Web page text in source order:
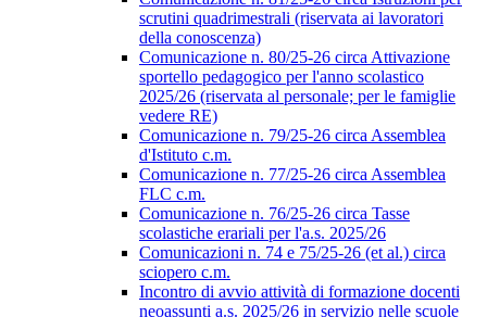
scrutini quadrimestrali (riservata ai lavoratori
della conoscenza)
Comunicazione n. 80/25-26 circa Attivazione
sportello pedagogico per l'anno scolastico
2025/26 (riservata al personale; per le famiglie
vedere RE)
Comunicazione n. 79/25-26 circa Assemblea
d'Istituto c.m.
Comunicazione n. 77/25-26 circa Assemblea
FLC c.m.
Comunicazione n. 76/25-26 circa Tasse
scolastiche erariali per l'a.s. 2025/26
Comunicazioni n. 74 e 75/25-26 (et al.) circa
sciopero c.m.
Incontro di avvio attività di formazione docenti
neoassunti a.s. 2025/26 in servizio nelle scuole